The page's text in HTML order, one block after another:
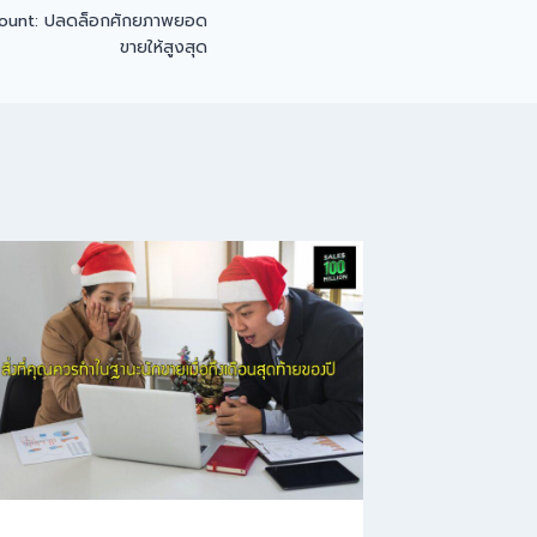
ปลดล็อกศักยภาพยอด
ขายให้สูงสุด